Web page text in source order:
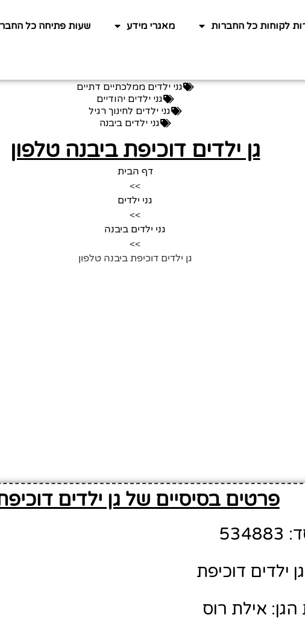
לקוחות כל החברות מאגרי מידע שעות פתיחה כל
גני ילדים ממלכתיים דתיים
גני ילדים יהודיים
גני ילדים לחינוך רגיל
גני ילדים ביבנה
גן ילדים דוכיפת ביבנה טלפון
דף הבית
>>
גני ילדים
>>
גני ילדים ביבנה
>>
גן ילדים דוכיפת ביבנה טלפון
פרטים בסיסיים של גן ילדים
ילדים דוכיפת
אילת רוס